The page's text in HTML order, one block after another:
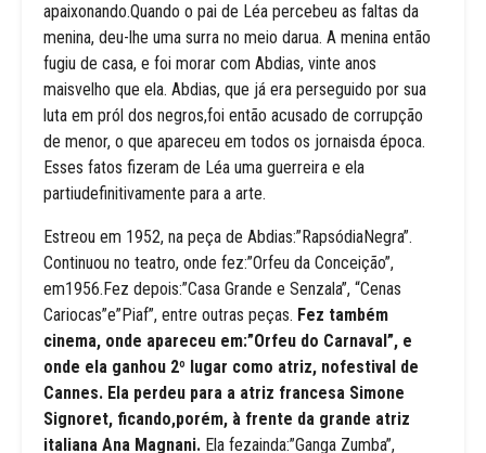
apaixonando.Quando o pai de Léa percebeu as faltas da
menina, deu-lhe uma surra no meio darua. A menina então
fugiu de casa, e foi morar com Abdias, vinte anos
maisvelho que ela. Abdias, que já era perseguido por sua
luta em pról dos negros,foi então acusado de corrupção
de menor, o que apareceu em todos os jornaisda época.
Esses fatos fizeram de Léa uma guerreira e ela
partiudefinitivamente para a arte.
Estreou em 1952, na peça de Abdias:”RapsódiaNegra”.
Continuou no teatro, onde fez:”Orfeu da Conceição”,
em1956.Fez depois:”Casa Grande e Senzala”, “Cenas
Cariocas”e”Piaf”, entre outras peças. Fez também
cinema, onde apareceu em:”Orfeu do Carnaval”, e
onde ela ganhou 2º lugar como atriz, nofestival de
Cannes. Ela perdeu para a atriz francesa Simone
Signoret, ficando,porém, à frente da grande atriz
italiana Ana Magnani. Ela fezainda:”Ganga Zumba”,